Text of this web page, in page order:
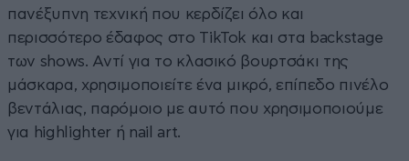
πανέξυπνη τεχνική που κερδίζει όλο και
περισσότερο έδαφος στο TikTok και στα backstage
των shows. Αντί για το κλασικό βουρτσάκι της
μάσκαρα, χρησιμοποιείτε ένα μικρό, επίπεδο πινέλο
βεντάλιας, παρόμοιο με αυτό που χρησιμοποιούμε
για highlighter ή nail art.